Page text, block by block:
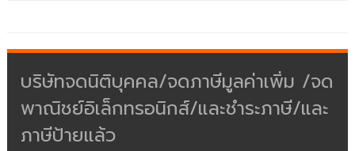
บริษัทจดนิติบุคคล/จดภาษีมูลค่าเพิ่ม /จด
พาณิชย์อิเล็กทรอนิกส์/และชำระภาษี/และ
ภาษีป้ายแล้ว